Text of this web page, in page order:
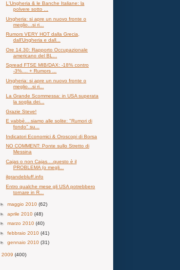
L'Ungheria & le Banche Italiane: la
polvere sotto ...
Ungheria: si apre un nuovo fronte o
meglio...si ri...
Rumors VERY HOT dalla Grecia,
dall'Ungheria e dall...
Ore 14.30: Rapporto Occupazionale
americano del BL...
Spread FTSE MIB/DAX: -18% contro
-3%.... + Rumors ...
Ungheria: si apre un nuovo fronte o
meglio...si ri...
La Grande Scommessa: in USA superata
la soglia dei...
Grazie Steve!
E vabbè....siamo alle solite: "Rumori di
fondo" su...
Indicatori Economici & Oroscopi di Borsa
NO COMMENT: Ponte sullo Stretto di
Messina
Cajas o non Cajas....questo è il
PROBLEMA (o megli...
ilgrandebluff.info
Entro qualche mese gli USA potrebbero
tornare in R...
► maggio 2010 (62)
► aprile 2010 (48)
► marzo 2010 (40)
► febbraio 2010 (41)
► gennaio 2010 (31)
2009 (400)